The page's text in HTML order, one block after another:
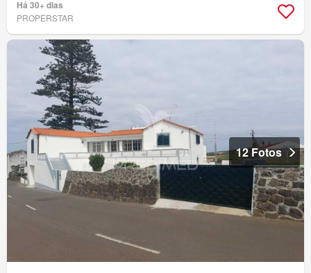
Há 30+ dias
PROPERSTAR
12 Fotos